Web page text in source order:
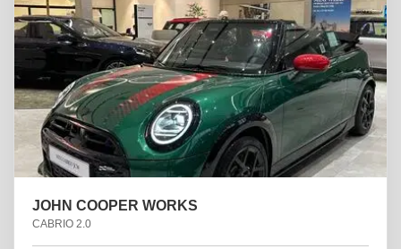
JOHN COOPER WORKS
CABRIO 2.0